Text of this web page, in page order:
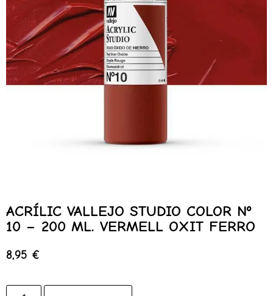
ACRÍLIC VALLEJO STUDIO COLOR Nº
10 – 200 ML. VERMELL OXIT FERRO
8,95 €